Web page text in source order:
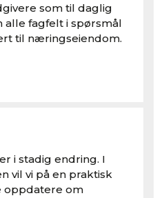
som til daglig
alle fagfelt i spørsmål
til næringseiendom.
i stadig endring. I
vil vi på en praktisk
oppdatere om